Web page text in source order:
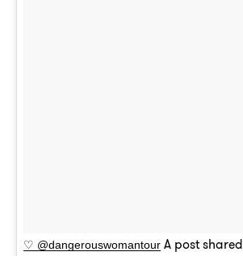
♡ @dangerouswomantour A post